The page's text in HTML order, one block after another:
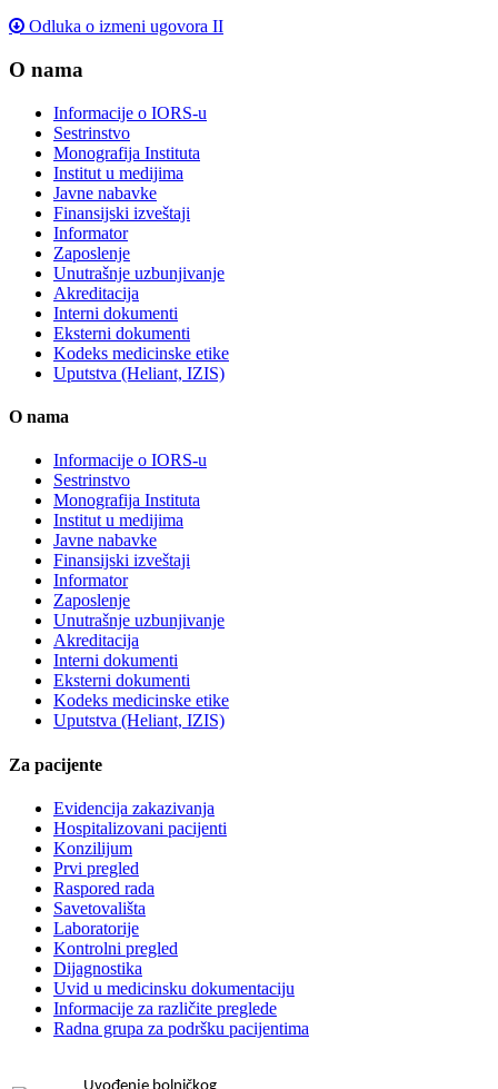
Odluka o izmeni ugovora II
O nama
Informacije o IORS-u
Sestrinstvo
Monografija Instituta
Institut u medijima
Javne nabavke
Finansijski izveštaji
Informator
Zaposlenje
Unutrašnje uzbunjivanje
Akreditacija
Interni dokumenti
Eksterni dokumenti
Kodeks medicinske etike
Uputstva (Heliant, IZIS)
O nama
Informacije o IORS-u
Sestrinstvo
Monografija Instituta
Institut u medijima
Javne nabavke
Finansijski izveštaji
Informator
Zaposlenje
Unutrašnje uzbunjivanje
Akreditacija
Interni dokumenti
Eksterni dokumenti
Kodeks medicinske etike
Uputstva (Heliant, IZIS)
Za pacijente
Evidencija zakazivanja
Hospitalizovani pacijenti
Konzilijum
Prvi pregled
Raspored rada
Savetovališta
Laboratorije
Kontrolni pregled
Dijagnostika
Uvid u medicinsku dokumentaciju
Informacije za različite preglede
Radna grupa za podršku pacijentima